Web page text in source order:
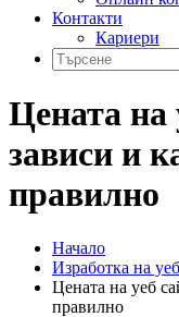
Контакти
Кариери
Цената на
зависи и
правилно
Начало
Изработка на
Цената на уеб
правилно